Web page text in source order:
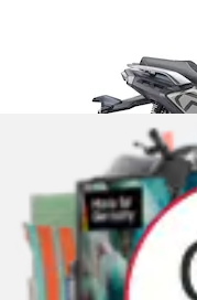
Motorroller
16-Zoll grau-